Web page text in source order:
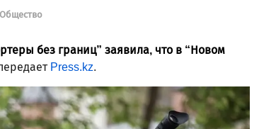
Общество
без границ” заявила, что в “Новом
Press.kz.